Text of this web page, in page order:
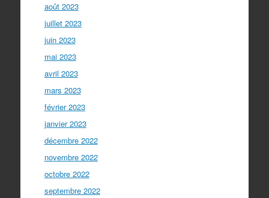
août 2023
juillet 2023
juin 2023
mai 2023
avril 2023
mars 2023
février 2023
janvier 2023
décembre 2022
novembre 2022
octobre 2022
septembre 2022